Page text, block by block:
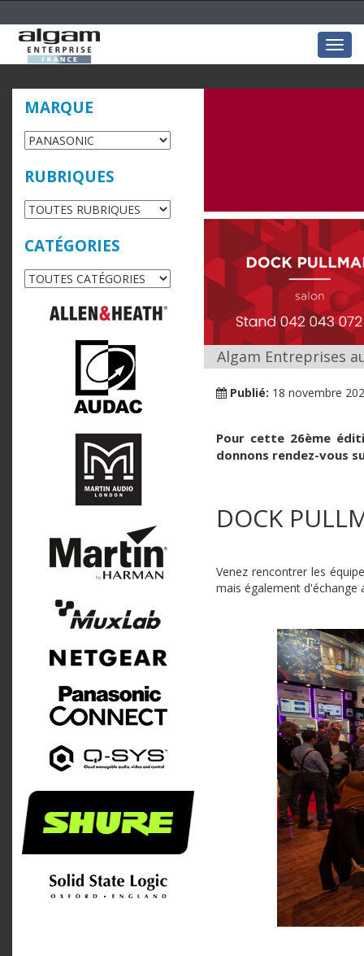
MARQUE
RUBRIQUES
CATÉGORIES
Algam Entreprises
Publié: 18 novembre
Pour cette 26ème
donnons rendez-vous
DOCK
Venez rencontrer les
mais également